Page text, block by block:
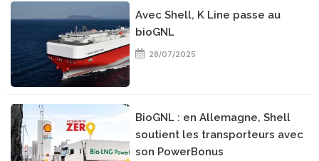
Avec Shell, K Line passe au
bioGNL
28/07/2025
BioGNL : en Allemagne, Shell
soutient les transporteurs avec
son PowerBonus